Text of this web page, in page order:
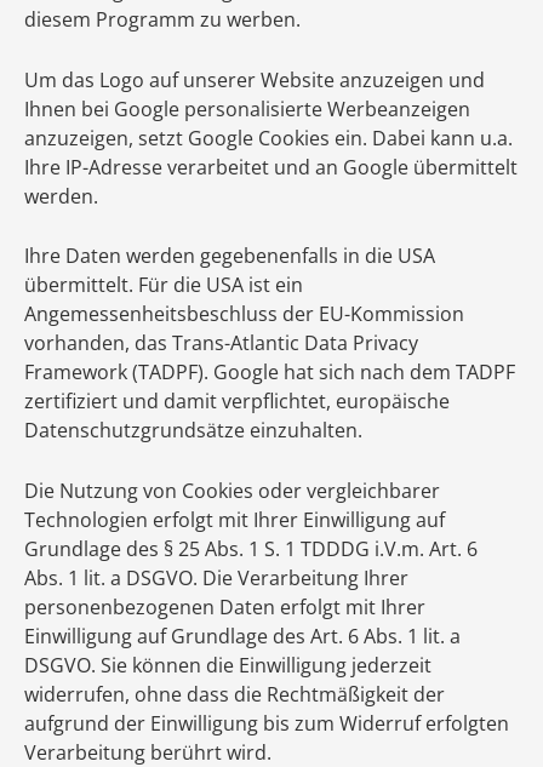
diesem Programm zu werben.
Um das Logo auf unserer Website anzuzeigen und
Ihnen bei Google personalisierte Werbeanzeigen
anzuzeigen, setzt Google Cookies ein. Dabei kann u.a.
Ihre IP-Adresse verarbeitet und an Google übermittelt
werden.
Ihre Daten werden gegebenenfalls in die USA
übermittelt. Für die USA ist ein
Angemessenheitsbeschluss der EU-Kommission
vorhanden, das Trans-Atlantic Data Privacy
Framework (TADPF). Google hat sich nach dem TADPF
zertifiziert und damit verpflichtet, europäische
Datenschutzgrundsätze einzuhalten.
Die Nutzung von Cookies oder vergleichbarer
Technologien erfolgt mit Ihrer Einwilligung auf
Grundlage des § 25 Abs. 1 S. 1 TDDDG i.V.m. Art. 6
Abs. 1 lit. a DSGVO. Die Verarbeitung Ihrer
personenbezogenen Daten erfolgt mit Ihrer
Einwilligung auf Grundlage des Art. 6 Abs. 1 lit. a
DSGVO. Sie können die Einwilligung jederzeit
widerrufen, ohne dass die Rechtmäßigkeit der
aufgrund der Einwilligung bis zum Widerruf erfolgten
Verarbeitung berührt wird.